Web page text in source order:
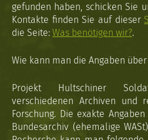
gefunden haben, schicken Sie
Kontakte finden Sie auf dieser
die Seite: Was benötigen wir?.
Wie kann man die Angaben
Projekt Hultschiner
verschiedenen Archiven und
Forschung. Die exakte
Bundesarchiv (ehemalige